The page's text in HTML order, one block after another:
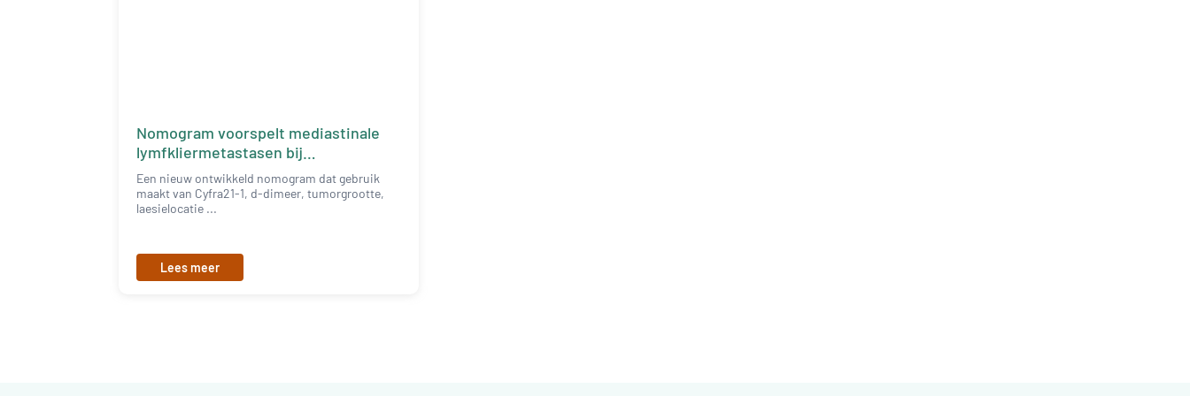
Nomogram voorspelt mediastinale
lymfkliermetastasen bij
vroegstadium NSCLC
Een nieuw ontwikkeld nomogram dat gebruik
maakt van Cyfra21-1, d-dimeer, tumorgrootte,
laesielocatie ...
Lees meer